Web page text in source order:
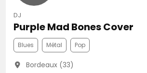
DJ
Purple Mad Bones Cover
Blues Métal Pop
Bordeaux (33)